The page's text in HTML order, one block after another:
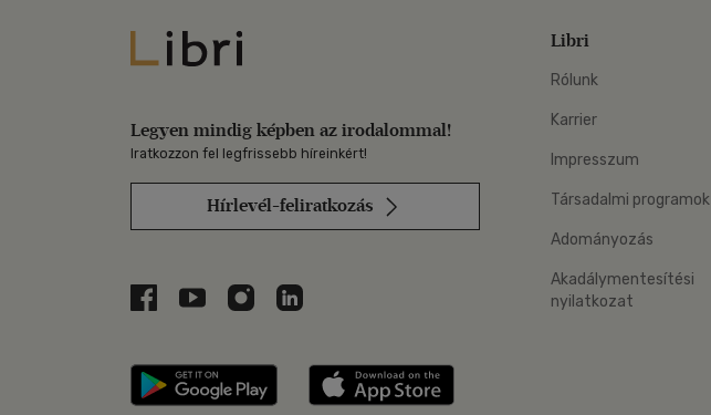
Libri
Legyen mindig képben az irodalommal!
Iratkozzon fel legfrissebb híreinkért!
Hírlevél-feliratkozás
Libri a Facebookon
Libri a Youtube-on
Libri az Instagramon
Libri a LinkedInen
Libri applikáció Szerezd meg: Google Play
Libri
Rólunk
Karrier
Impresszum
Társadalmi programok
Adományozás
Akadálymentesítési
nyilatkozat